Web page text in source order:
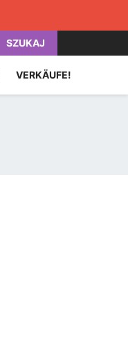
SZUKAJ
VERKÄUFE!